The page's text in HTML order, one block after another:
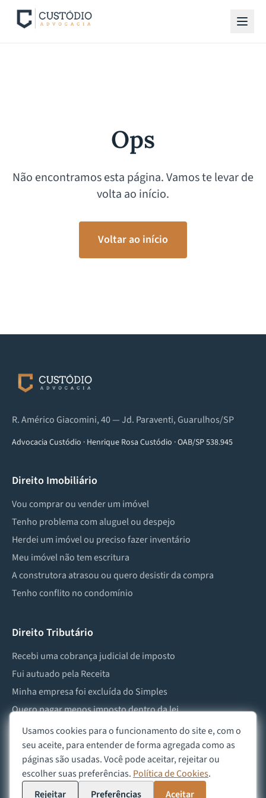
Ops
Não encontramos esta página. Vamos te levar de
volta ao início.
Voltar ao início
R. Américo Giacomini, 40 — Jd. Paraventi, Guarulhos/SP
Advocacia Custódio · Henrique Rosa Custódio ·OAB/SP 538.945
Direito Imobiliário
Vou comprar ou vender um imóvel
Tenho problema com aluguel ou despejo
Herdei um imóvel ou preciso fazer inventário
Meu imóvel não tem escritura
A construtora atrasou ou quero desistir da compra
Tenho conflito no condomínio
Direito Tributário
Recebi uma cobrança judicial de imposto
Fui autuado pela Receita
Minha empresa foi excluída do Simples
Quero pagar menos imposto dentro da lei
Preciso lidar com imposto de herança ou doação
2026Advocacia Custódio
Política de Privacidade Política de Cookies Aviso Legal
Usamos cookies para o funcionamento do site e, com o
seu aceite, para entender de forma agregada como as
páginas são usadas. Você pode aceitar, rejeitar ou
escolher suas preferências. Política de Cookies.
Rejeitar
Preferências Aceitar